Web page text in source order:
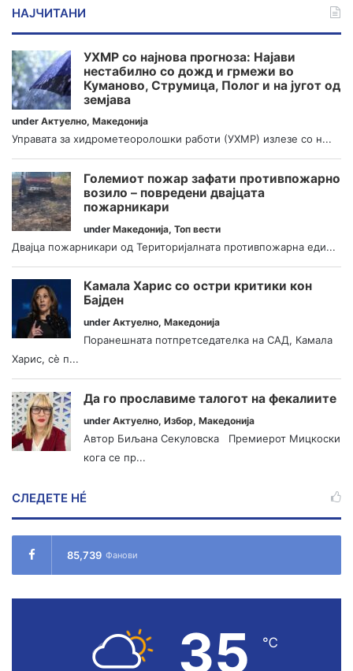
НАЈЧИТАНИ
УХМР со најнова прогноза: Најави
нестабилно со дожд и грмежи во
Куманово, Струмица, Полог и на југот од
земјава
under Актуелно, Македонија
Управата за хидрометеоролошки работи (УХМР) излезе со н...
Големиот пожар зафати противпожарно
возило – повредени двајцата
пожарникари
under Македонија, Топ вести
Двајца пожарникари од Територијалната противпожарна еди...
Камала Харис со остри критики кон
Бајден
under Актуелно, Македонија
Поранешната потпретседателка на САД, Камала
Харис, сè п...
Да го прославиме талогот на фекалиите
under Актуелно, Избор, Македонија
Автор Биљана Секуловска Премиерот Мицкоски
кога се пр...
СЛЕДЕТЕ НÉ
85,739 Фанови
35 ℃